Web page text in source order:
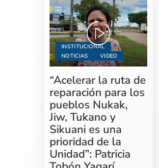
INSTITUCIONAL
NOTICIAS
VIDEO
“Acelerar la ruta de
reparación para los
pueblos Nukak,
Jiw, Tukano y
Sikuani es una
prioridad de la
Unidad”: Patricia